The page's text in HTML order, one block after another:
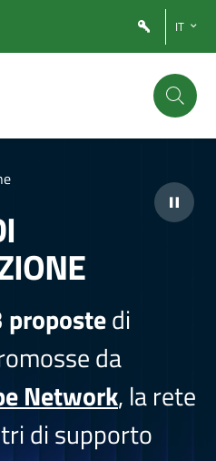
IT
propostedi
da
Network, la rete
di supporto